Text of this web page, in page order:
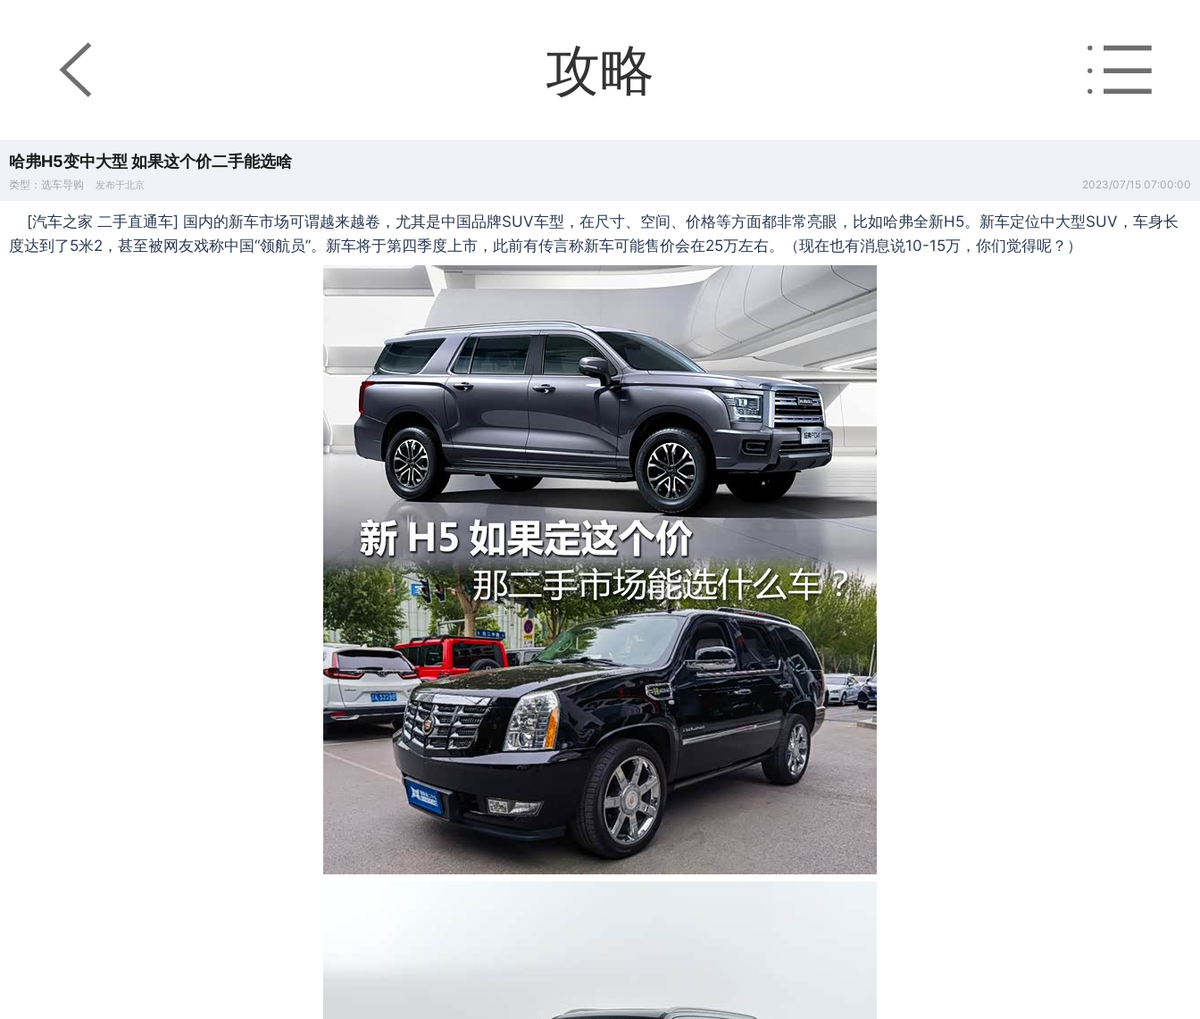
攻略
哈弗H5变中大型 如果这个价二手能选啥
类型：选车导购 发布于北京 2023/07/15 07:00:00
[汽车之家 二手直通车] 国内的新车市场可谓越来越卷，尤其是中国品牌SUV车型，在尺寸、空间、价格等方面都非常亮眼，比如哈弗全新H5。新车定位中大型SUV，车身长
度达到了5米2，甚至被网友戏称中国“领航员”。新车将于第四季度上市，此前有传言称新车可能售价会在25万左右。（现在也有消息说10-15万，你们觉得呢？）